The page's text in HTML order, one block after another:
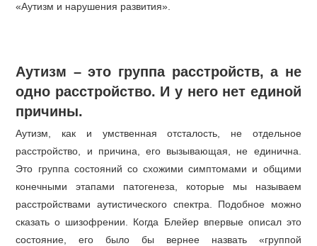
«Аутизм и нарушения развития».
Аутизм – это группа расстройств, а не
одно расстройство. И у него нет единой
причины.
Аутизм, как и умственная отсталость, не отдельное
расстройство, и причина, его вызывающая, не единична.
Это группа состояний со схожими симптомами и общими
конечными этапами патогенеза, которые мы называем
расстройствами аутистического спектра. Подобное можно
сказать о шизофрении. Когда Блейер впервые описал это
состояние, его было бы вернее назвать «группой